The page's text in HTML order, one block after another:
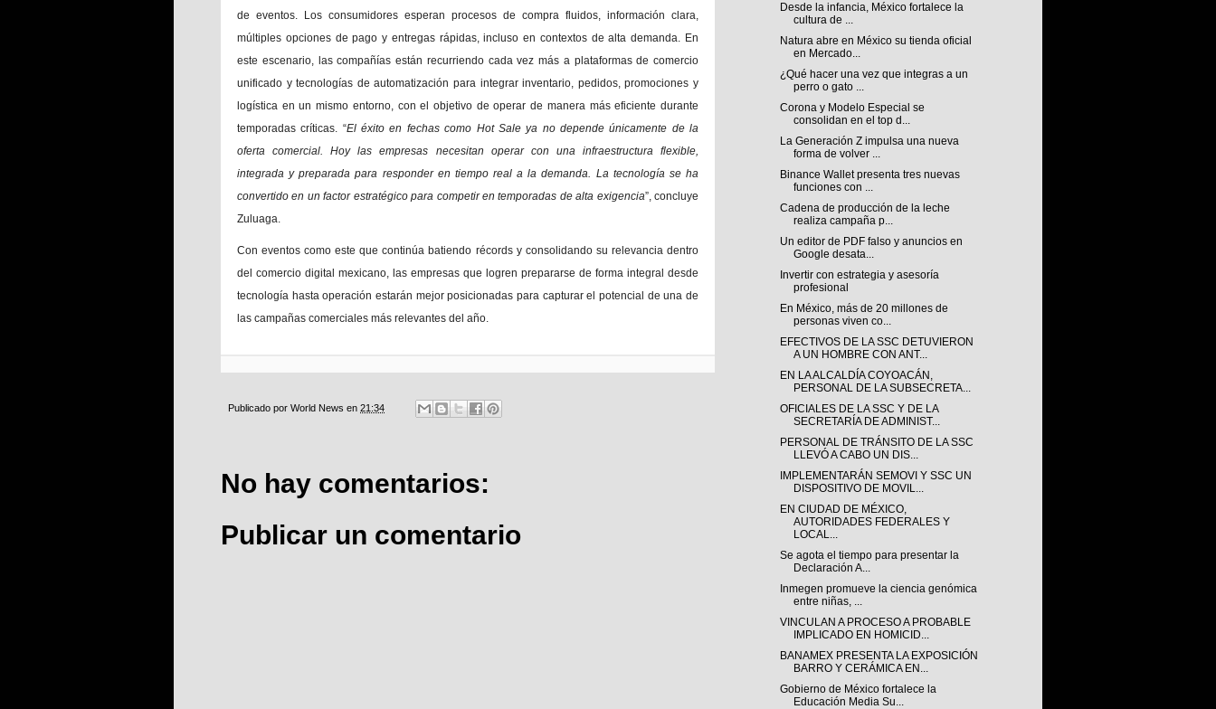
de eventos. Los consumidores esperan procesos de compra fluidos, información clara,
múltiples opciones de pago y entregas rápidas, incluso en contextos de alta demanda. En
este escenario, las compañías están recurriendo cada vez más a plataformas de comercio
unificado y tecnologías de automatización para integrar inventario, pedidos, promociones y
logística en un mismo entorno, con el objetivo de operar de manera más eficiente durante
temporadas críticas. “El éxito en fechas como Hot Sale ya no depende únicamente de la
oferta comercial. Hoy las empresas necesitan operar con una infraestructura flexible,
integrada y preparada para responder en tiempo real a la demanda. La tecnología se ha
convertido en un factor estratégico para competir en temporadas de alta exigencia”, concluye
Zuluaga.
Con eventos como este que continúa batiendo récords y consolidando su relevancia dentro
del comercio digital mexicano, las empresas que logren prepararse de forma integral desde
tecnología hasta operación estarán mejor posicionadas para capturar el potencial de una de
las campañas comerciales más relevantes del año.
Publicado por World News en 21:34
No hay comentarios:
Publicar un comentario
Desde la infancia, México fortalece la
cultura de ...
Natura abre en México su tienda oficial
en Mercado...
¿Qué hacer una vez que integras a un
perro o gato ...
Corona y Modelo Especial se
consolidan en el top d...
La Generación Z impulsa una nueva
forma de volver ...
Binance Wallet presenta tres nuevas
funciones con ...
Cadena de producción de la leche
realiza campaña p...
Un editor de PDF falso y anuncios en
Google desata...
Invertir con estrategia y asesoría
profesional
En México, más de 20 millones de
personas viven co...
EFECTIVOS DE LA SSC DETUVIERON
A UN HOMBRE CON ANT...
EN LA ALCALDÍA COYOACÁN,
PERSONAL DE LA SUBSECRETA...
OFICIALES DE LA SSC Y DE LA
SECRETARÍA DE ADMINIST...
PERSONAL DE TRÁNSITO DE LA SSC
LLEVÓ A CABO UN DIS...
IMPLEMENTARÁN SEMOVI Y SSC UN
DISPOSITIVO DE MOVIL...
EN CIUDAD DE MÉXICO,
AUTORIDADES FEDERALES Y
LOCAL...
Se agota el tiempo para presentar la
Declaración A...
Inmegen promueve la ciencia genómica
entre niñas, ...
VINCULAN A PROCESO A PROBABLE
IMPLICADO EN HOMICID...
BANAMEX PRESENTA LA EXPOSICIÓN
BARRO Y CERÁMICA EN...
Gobierno de México fortalece la
Educación Media Su...